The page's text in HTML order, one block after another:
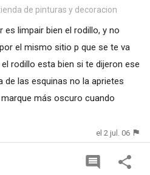
de pinturas y decoracion
es limpair bien el rodillo, y no
el mismo sitio p que se te va
rodillo esta bien si te dijeron ese
de las esquinas no la aprietes
más oscuro cuando
el 2 jul. 06